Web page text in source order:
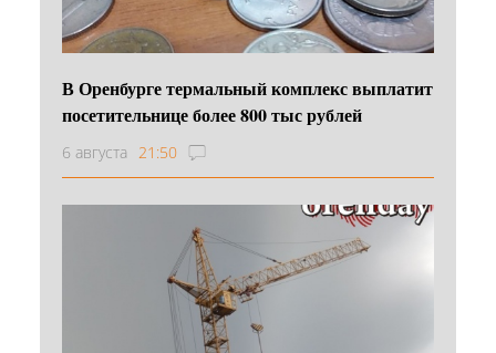
В Оренбурге термальный комплекс выплатит
посетительнице более 800 тыс рублей
6 августа 21:50